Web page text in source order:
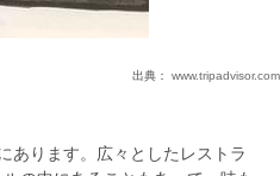
出典： www.tripadvisor.com
あります。広々としたレストラ